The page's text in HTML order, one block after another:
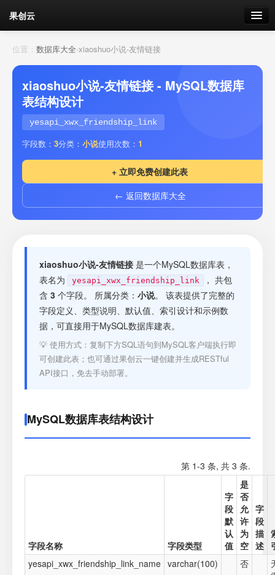
果创云
数据表单
API接口
云存储
流量 剩余接口流量
套餐
接口测试
位置： 数据库大全›xiaoshuo小说-友情链接
xiaoshuo小说-友情链接 - MySQL数据库
表结构设计
yesapi_xwx_friendship_link
字段数： 3分类： 小说使用次数： 1
+ 立即免费创建此表
← 返回数据库大全
xiaoshuo小说-友情链接 是一个MySQL数据库表，
表名为
yesapi_xwx_friendship_link
， 共包
含 3 个字段。 所属分类： 小说。 该表提供了完整的
字段定义、类型说明、默认值、索引设计和示例数
据，可直接用于MySQL数据库建表。
💡 使用方式：复制下方SQL语句到MySQL客户端执行即
可创建此表；也可通过果创云一键创建并生成RESTful
API接口，免去手动部署。
MySQL数据库表结构设计
第 1-3 条, 共 3 条.
字段名称 字段类型
字
段
默
认
值
是
否
允
许
为
空
字
段
描
述
yesapi_xwx_friendship_link_name varchar(100) 否